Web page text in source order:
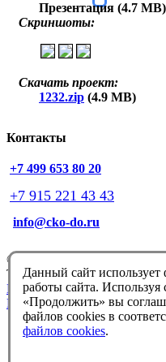
Презентация (4.7 MB)
Скриншоты:
Скачать проект:
1232.zip (4.9 MB)
Контакты
+7 499 653 80 20
+7 915 221 43 43
info@cko-do.ru
© Немцова Т.И. 1998-2026
Техподдержка:info@cko-
Политика
Политика обработки
Данный сайт
работы сайта.
«Продолжить» вы
файлов cookies в
файлов cookies.